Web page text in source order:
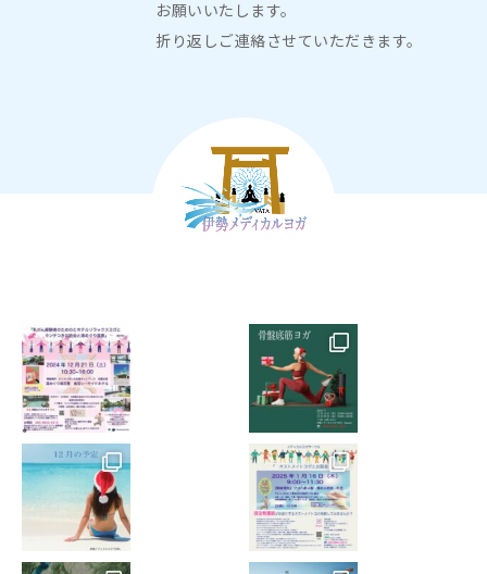
8. 18歳未満（未成年）の方のご入会にあたっては保護者
の承諾書が必要となります。
10. レッスン中、少しでも体調の変化に気づいた場合
は、直ちにスタッフに申し出てレッスンを中止していた
症が発生した場合、死亡した場合、流産した場合につい
ても、自ら責任を負うことを承諾し、その原因のいかん
に関わらず、関係者に対する一切の責任を負いかねま
す。
12. 万一、レッスン中に負傷・疾病などが発生した場
合、医師および関係者が応急処置を施すことに承諾し、
その応急処置の結果に異議を唱えない様お願いします。
13. 私物の破損、紛失や盗難などに関しても自ら責任を
お願いいたします。
折り返しご連絡させていただきます。